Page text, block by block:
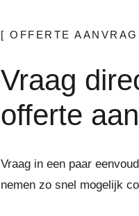
[ OFFERTE
Vraag
offerte
Vraag in een paar
nemen zo snel mogelijk